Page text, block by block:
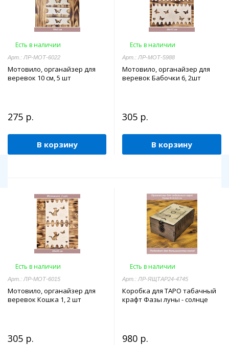
Есть в наличии
Арт.: ЛР-МОТ-6022
Мотовило, органайзер для
веревок 10 см, 5 шт
275 р.
В корзину
Есть в наличии
Арт.: ЛР-МОТ-5988
Мотовило, органайзер для
веревок Бабочки 6, 2шт
305 р.
В корзину
Есть в наличии
Арт.: ЛР-МОТ-6015
Мотовило, органайзер для
веревок Кошка 1, 2 шт
305 р.
Есть в наличии
Арт.: ЛР-ЯЩТАР24-4745
Коробка для ТАРО табачный
крафт Фазы луны - солнце
980 р.